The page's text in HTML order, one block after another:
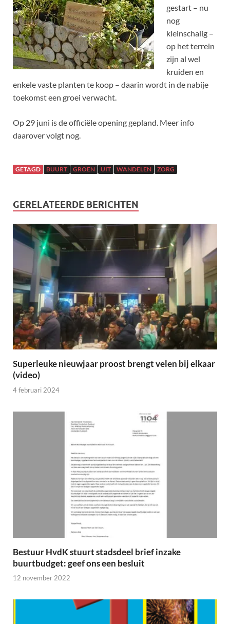
gestart – nu
nog
kleinschalig –
op het terrein
zijn al wel
kruiden en
enkele vaste planten te koop – daarin wordt in de nabije
toekomst een groei verwacht.
Op 29 juni is de officiële opening gepland. Meer info
daarover volgt nog.
GETAGD BUURT GROEN UIT WANDELEN ZORG
GERELATEERDE BERICHTEN
Superleuke nieuwjaar proost brengt velen bij elkaar
(video)
4 februari 2024
Bestuur HvdK stuurt stadsdeel brief inzake
buurtbudget: geef ons een besluit
12 november 2022